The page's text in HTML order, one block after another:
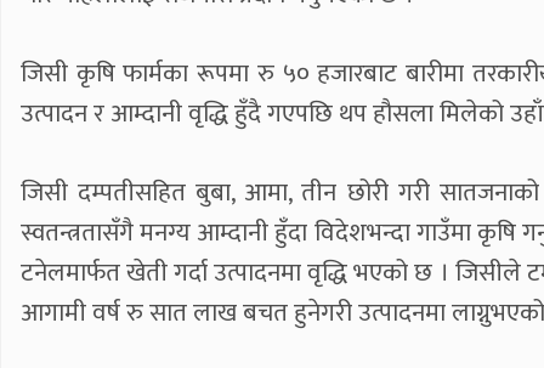
जिसी कृषि फार्मका रूपमा रु ५० हजारबाट बारीमा
उत्पादन र आम्दानी वृद्धि हुँदै गएपछि थप हौसला मिलेको
जिसी दम्पतीसहित बुबा, आमा, तीन छोरी गरी
स्वतन्त्रतासँगै मनग्य आम्दानी हुँदा विदेशभन्दा गाउँमा कृषि
टनेलमार्फत खेती गर्दा उत्पादनमा वृद्धि भएको छ । जिसीले
आगामी वर्ष रु सात लाख बचत हुनेगरी उत्पादनमा